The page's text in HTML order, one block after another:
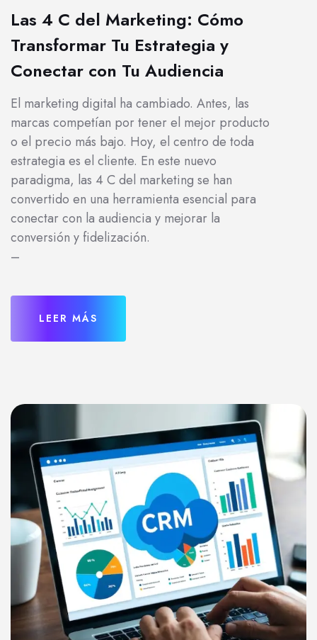
Las 4 C del Marketing: Cómo
Transformar Tu Estrategia y
Conectar con Tu Audiencia
El marketing digital ha cambiado. Antes, las
marcas competían por tener el mejor producto
o el precio más bajo. Hoy, el centro de toda
estrategia es el cliente. En este nuevo
paradigma, las 4 C del marketing se han
convertido en una herramienta esencial para
conectar con la audiencia y mejorar la
conversión y fidelización.
–
LEER MÁS